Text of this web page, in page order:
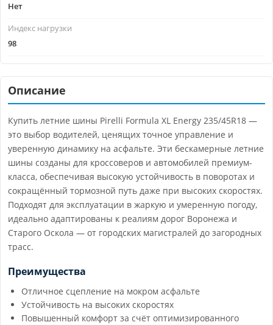
Нет
Индекс нагрузки
98
Описание
Купить летние шины Pirelli Formula XL Energy 235/45R18 —
это выбор водителей, ценящих точное управление и
уверенную динамику на асфальте. Эти бескамерные летние
шины созданы для кроссоверов и автомобилей премиум-
класса, обеспечивая высокую устойчивость в поворотах и
сокращённый тормозной путь даже при высоких скоростях.
Подходят для эксплуатации в жаркую и умеренную погоду,
идеально адаптированы к реалиям дорог Воронежа и
Старого Оскола — от городских магистралей до загородных
трасс.
Преимущества
Отличное сцепление на мокром асфальте
Устойчивость на высоких скоростях
Повышенный комфорт за счёт оптимизированного